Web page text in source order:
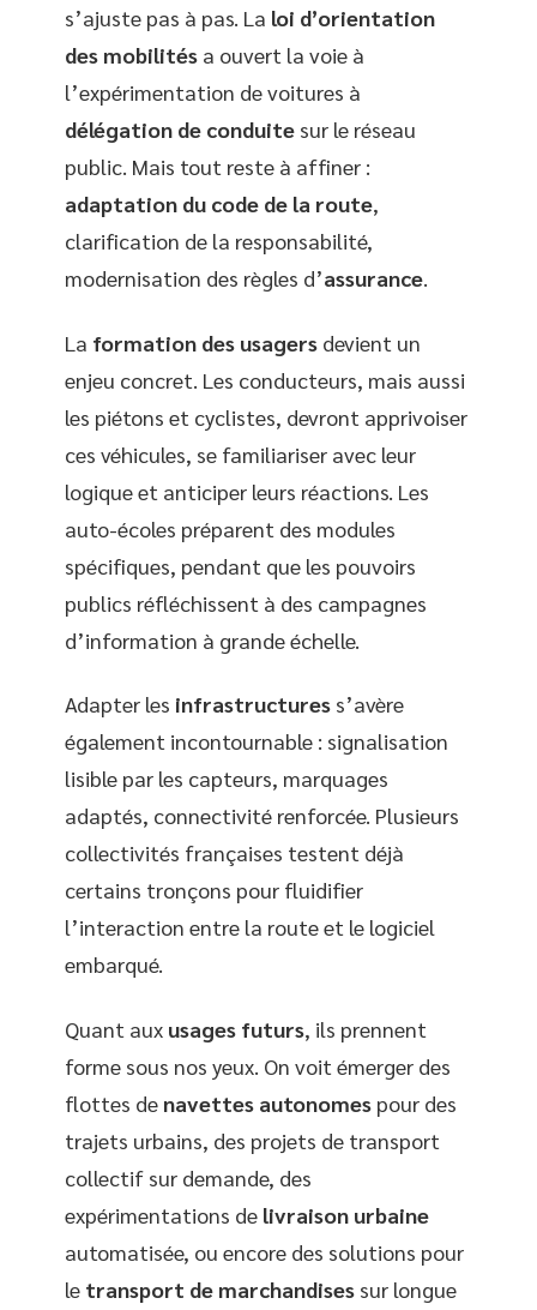
s’ajuste pas à pas. La loi d’orientation
des mobilités a ouvert la voie à
l’expérimentation de voitures à
délégation de conduite sur le réseau
public. Mais tout reste à affiner :
adaptation du code de la route,
clarification de la responsabilité,
modernisation des règles d’assurance.
La formation des usagers devient un
enjeu concret. Les conducteurs, mais aussi
les piétons et cyclistes, devront apprivoiser
ces véhicules, se familiariser avec leur
logique et anticiper leurs réactions. Les
auto-écoles préparent des modules
spécifiques, pendant que les pouvoirs
publics réfléchissent à des campagnes
d’information à grande échelle.
Adapter les infrastructures s’avère
également incontournable : signalisation
lisible par les capteurs, marquages
adaptés, connectivité renforcée. Plusieurs
collectivités françaises testent déjà
certains tronçons pour fluidifier
l’interaction entre la route et le logiciel
embarqué.
Quant aux usages futurs, ils prennent
forme sous nos yeux. On voit émerger des
flottes de navettes autonomes pour des
trajets urbains, des projets de transport
collectif sur demande, des
expérimentations de livraison urbaine
automatisée, ou encore des solutions pour
le transport de marchandises sur longue